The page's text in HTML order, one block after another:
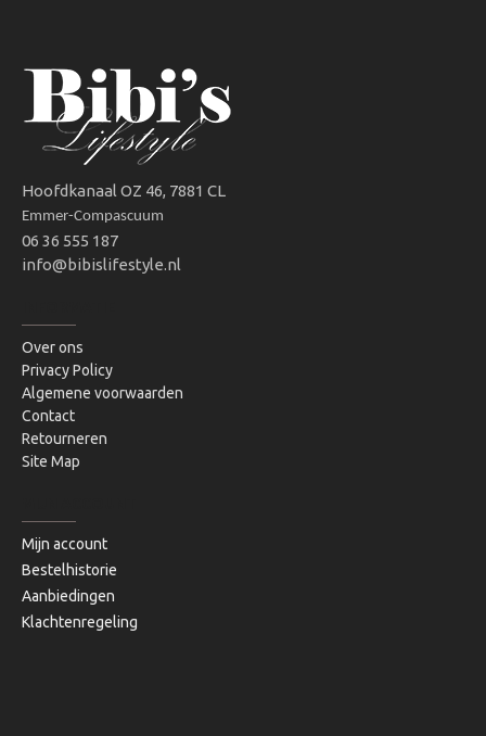
Hoofdkanaal OZ 46, 7881 CL
Emmer-Compascuum
06 36 555 187
info@bibislifestyle.nl
Over ons
Privacy Policy
Algemene voorwaarden
Contact
Retourneren
Site Map
Mijn account
Bestelhistorie
Aanbiedingen
Klachtenregeling